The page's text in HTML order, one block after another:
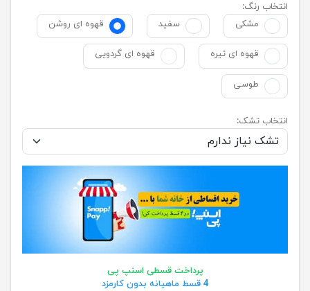
انتخاب رنگ:
مشکی
سفید قهوه ای روشن
قهوه ای تیره قهوه ای گردویی
طوسی
انتخاب تشک:
پرداخت قسطی اسنپ پی
4 قسط ماهیانه بدون کارمزد